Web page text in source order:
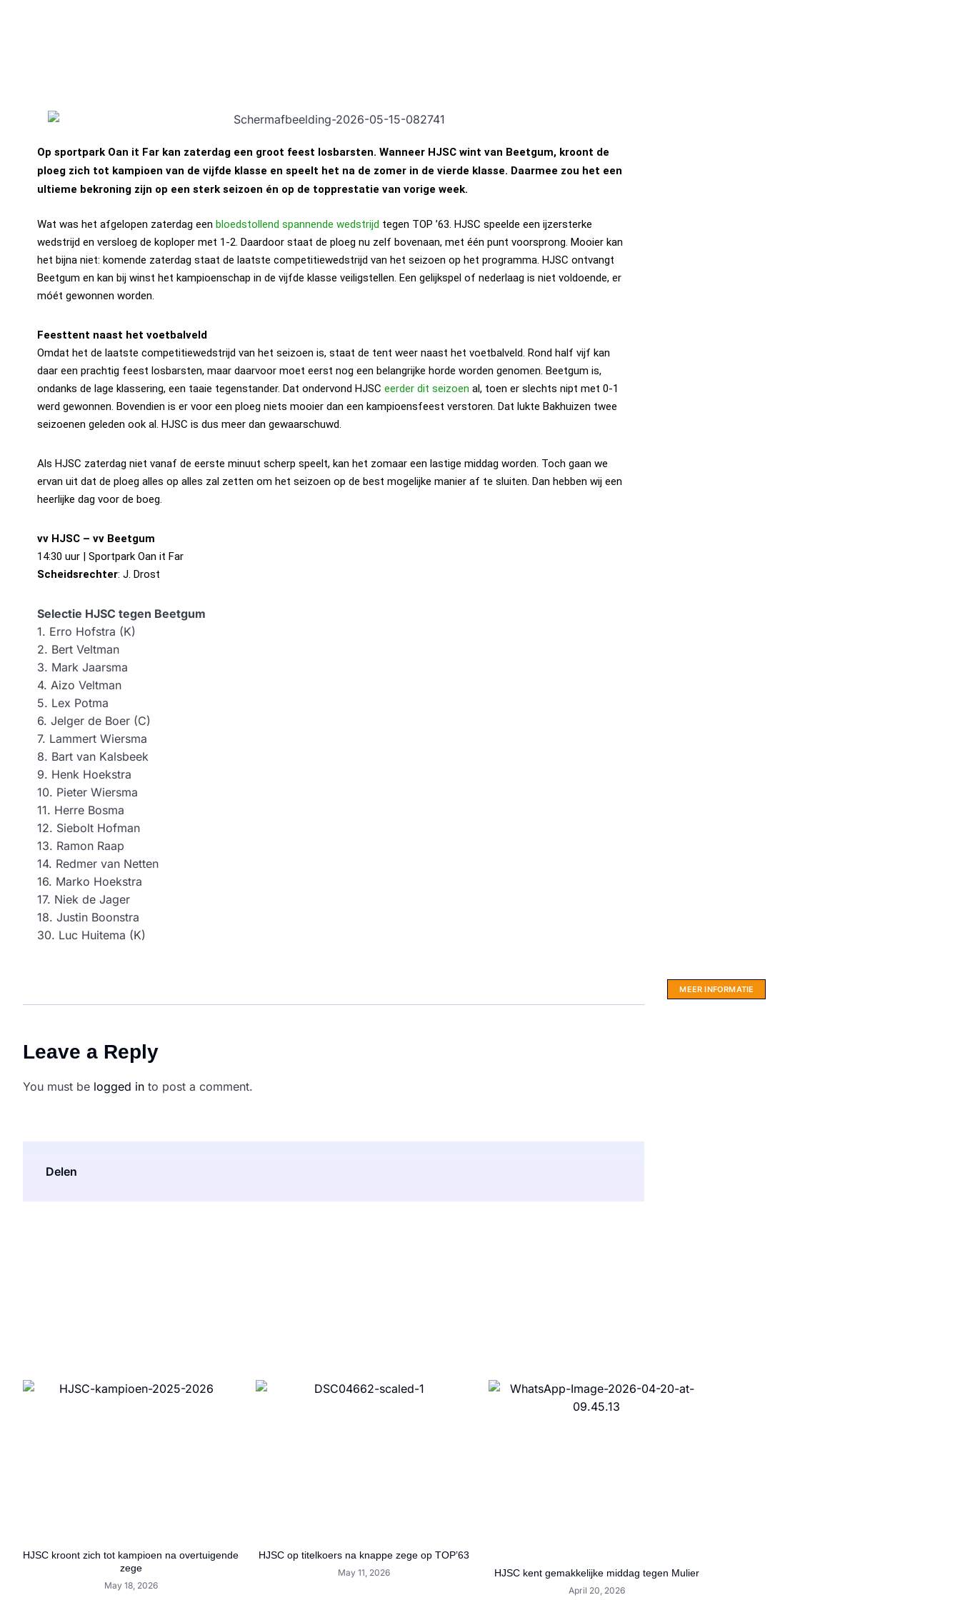
Op sportpark Oan it Far kan zaterdag een groot feest losbarsten. Wanneer HJSC wint van Beetgum, kroont de
ploeg zich tot kampioen van de vijfde klasse en speelt het na de zomer in de vierde klasse. Daarmee zou het een
ultieme bekroning zijn op een sterk seizoen én op de topprestatie van vorige week.
Wat was het afgelopen zaterdag een bloedstollend spannende wedstrijd tegen TOP ’63. HJSC speelde een ijzersterke
wedstrijd en versloeg de koploper met 1-2. Daardoor staat de ploeg nu zelf bovenaan, met één punt voorsprong. Mooier kan
het bijna niet: komende zaterdag staat de laatste competitiewedstrijd van het seizoen op het programma. HJSC ontvangt
Beetgum en kan bij winst het kampioenschap in de vijfde klasse veiligstellen. Een gelijkspel of nederlaag is niet voldoende, er
móét gewonnen worden.
Feesttent naast het voetbalveld
Omdat het de laatste competitiewedstrijd van het seizoen is, staat de tent weer naast het voetbalveld. Rond half vijf kan
daar een prachtig feest losbarsten, maar daarvoor moet eerst nog een belangrijke horde worden genomen. Beetgum is,
ondanks de lage klassering, een taaie tegenstander. Dat ondervond HJSC eerder dit seizoen al, toen er slechts nipt met 0-1
werd gewonnen. Bovendien is er voor een ploeg niets mooier dan een kampioensfeest verstoren. Dat lukte Bakhuizen twee
seizoenen geleden ook al. HJSC is dus meer dan gewaarschuwd.
Als HJSC zaterdag niet vanaf de eerste minuut scherp speelt, kan het zomaar een lastige middag worden. Toch gaan we
ervan uit dat de ploeg alles op alles zal zetten om het seizoen op de best mogelijke manier af te sluiten. Dan hebben wij een
heerlijke dag voor de boeg.
vv HJSC – vv Beetgum
14:30 uur | Sportpark Oan it Far
Scheidsrechter: J. Drost
Selectie HJSC tegen Beetgum
1. Erro Hofstra (K)
2. Bert Veltman
3. ⁠Mark Jaarsma
4. Aizo Veltman
5. Lex Potma
6. Jelger de Boer (C)
7. Lammert Wiersma
8. Bart van Kalsbeek
9. Henk Hoekstra
10. Pieter Wiersma
11. Herre Bosma
12. Siebolt Hofman
13. Ramon Raap
14. Redmer van Netten
16. Marko Hoekstra
17. Niek de Jager
18. Justin Boonstra
30. Luc Huitema (K)
Leave a Reply
You must be logged in to post a comment.
Delen
MEER INFORMATIE
HJSC kroont zich tot kampioen na overtuigende
zege
May 18, 2026
HJSC op titelkoers na knappe zege op TOP’63
May 11, 2026 HJSC kent gemakkelijke middag tegen Mulier
April 20, 2026